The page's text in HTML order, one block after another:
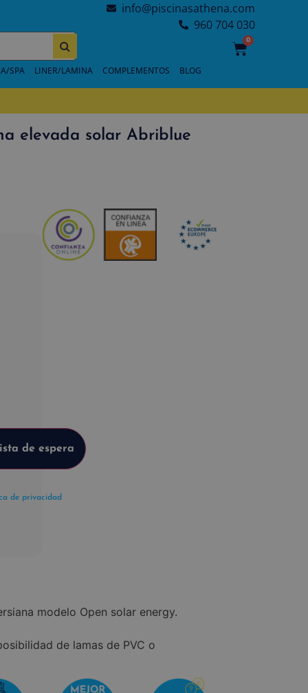
info@piscinasathena.com
960 704 030
0
SPA LINER/LAMINA COMPLEMENTOS BLOG
elevada solar Abriblue
de privacidad
modelo Open solar energy.
de lamas de PVC o